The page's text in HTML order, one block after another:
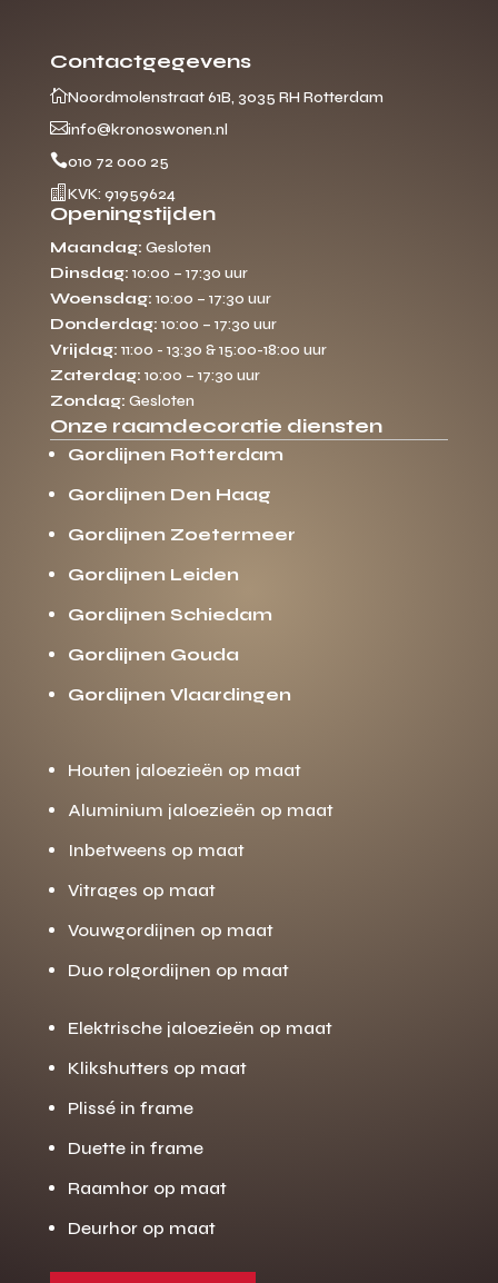
Contactgegevens
Noordmolenstraat 61B, 3035 RH Rotterdam
info@kronoswonen.nl
010 72 000 25
 KVK: 91959624
Openingstijden
Maandag: Gesloten
Dinsdag: 10:00 – 17:30 uur
Woensdag: 10:00 – 17:30 uur
Donderdag: 10:00 – 17:30 uur
Vrijdag: 11:00 - 13:30 & 15:00-18:00 uur
Zaterdag: 10:00 – 17:30 uur
Zondag: Gesloten
Onze raamdecoratie diensten
Gordijnen Rotterdam
Gordijnen Den Haag
Gordijnen Zoetermeer
Gordijnen Leiden
Gordijnen Schiedam
Gordijnen Gouda
Gordijnen Vlaardingen
Houten jaloezieën op maat
Aluminium jaloezieën op maat
Inbetweens op maat
Vitrages op maat
Vouwgordijnen op maat
Duo rolgordijnen op maat
Elektrische jaloezieën op maat
Klikshutters op maat
Plissé in frame
Duette in frame
Raamhor op maat
Deurhor op maat